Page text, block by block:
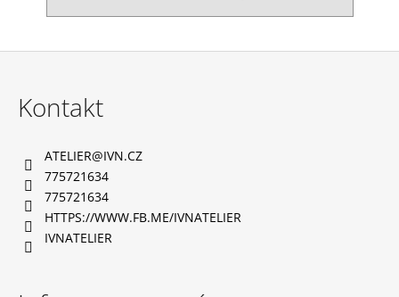
Kontakt
ATELIER@IVN.CZ
775721634
775721634
HTTPS://WWW.FB.ME/IVNATELIER
IVNATELIER